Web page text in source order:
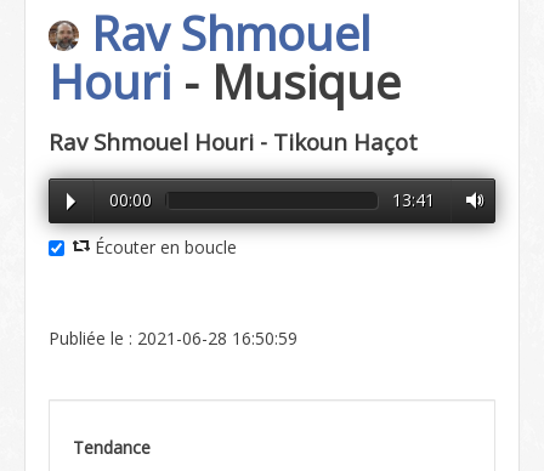
Rav Shmouel
Houri - Musique
Rav Shmouel Houri - Tikoun Haçot
00:00 13:41
Écouter en boucle
Publiée le : 2021-06-28 16:50:59
Tendance